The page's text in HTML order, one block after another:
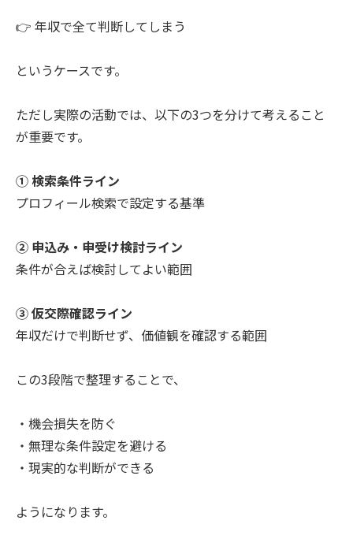
👉 年収で全て判断してしまう
というケースです。
ただし実際の活動では、以下の3つを分けて考えること
が重要です。
① 検索条件ライン
プロフィール検索で設定する基準
② 申込み・申受け検討ライン
条件が合えば検討してよい範囲
③ 仮交際確認ライン
年収だけで判断せず、価値観を確認する範囲
この3段階で整理することで、
・機会損失を防ぐ
・無理な条件設定を避ける
・現実的な判断ができる
ようになります。